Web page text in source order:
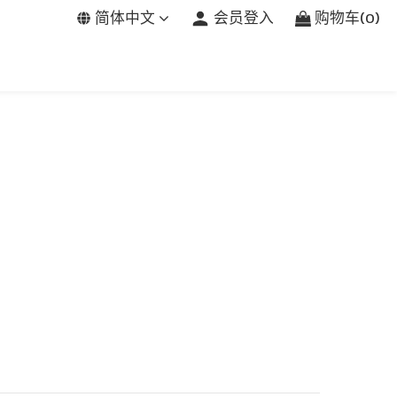
简体中文 会员登入 购物车(0)